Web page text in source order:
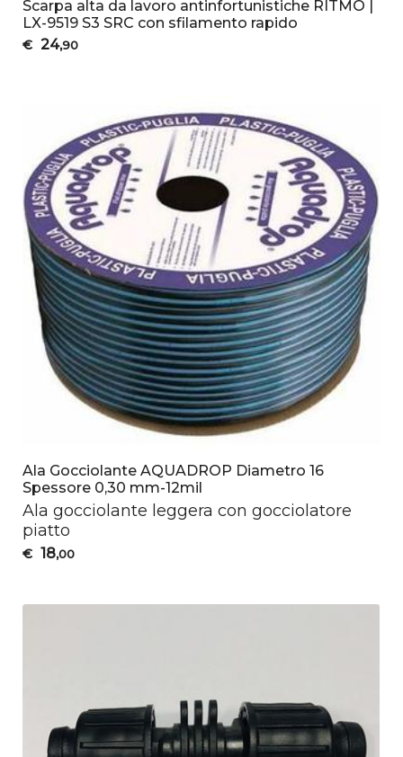
Scarpa alta da lavoro antinfortunistiche RITMO |
LX-9519 S3 SRC con sfilamento rapido
€ 24,90
Ala Gocciolante AQUADROP Diametro 16
Spessore 0,30 mm-12mil
Ala gocciolante leggera con gocciolatore
piatto
€ 18,00